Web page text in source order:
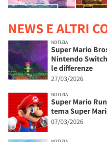
NEWS E ALTRI
NOTIZIA
Super Mario
Nintendo
le differenze
27/03/2026
NOTIZIA
Super Mario
tema Super
07/03/2026